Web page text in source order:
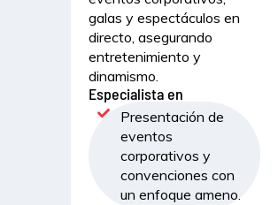
galas y espectáculos en
directo, asegurando
entretenimiento y
dinamismo.
Especialista en
Presentación de
eventos
corporativos y
convenciones con
un enfoque ameno.